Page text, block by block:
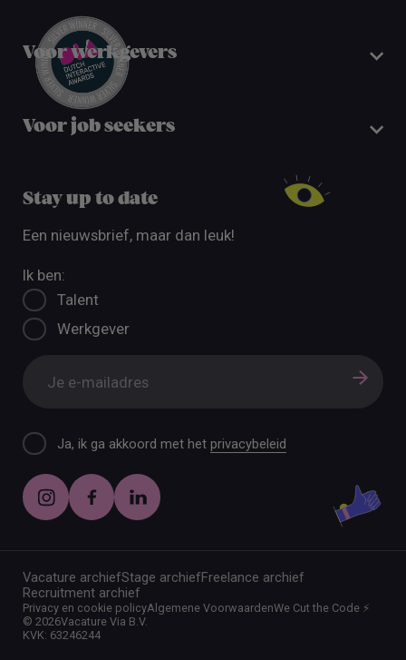
Voor werkgevers
Voor job seekers
Stay up to date
Een nieuwsbrief, maar dan leuk!
Ik ben:
Talent
Werkgever
Ja, ik ga akkoord met hetprivacybeleid
Vacature archiefStage archiefFreelance archief
Recruitment archief
©2026Vacature Via B.V.
KVK: 63246244
Privacy en cookie policyAlgemene VoorwaardenWe Cut the Code ⚡️